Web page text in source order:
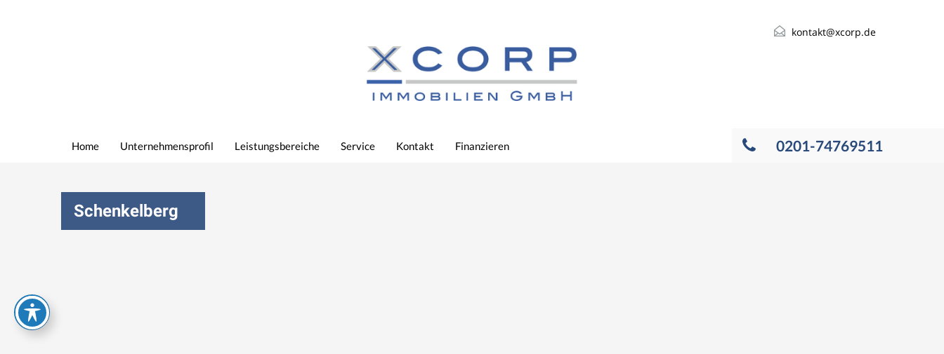
kontakt@xcorp.de
Home Unternehmensprofil Leistungsbereiche Service Kontakt Finanzieren 0201-74769511
Schenkelberg